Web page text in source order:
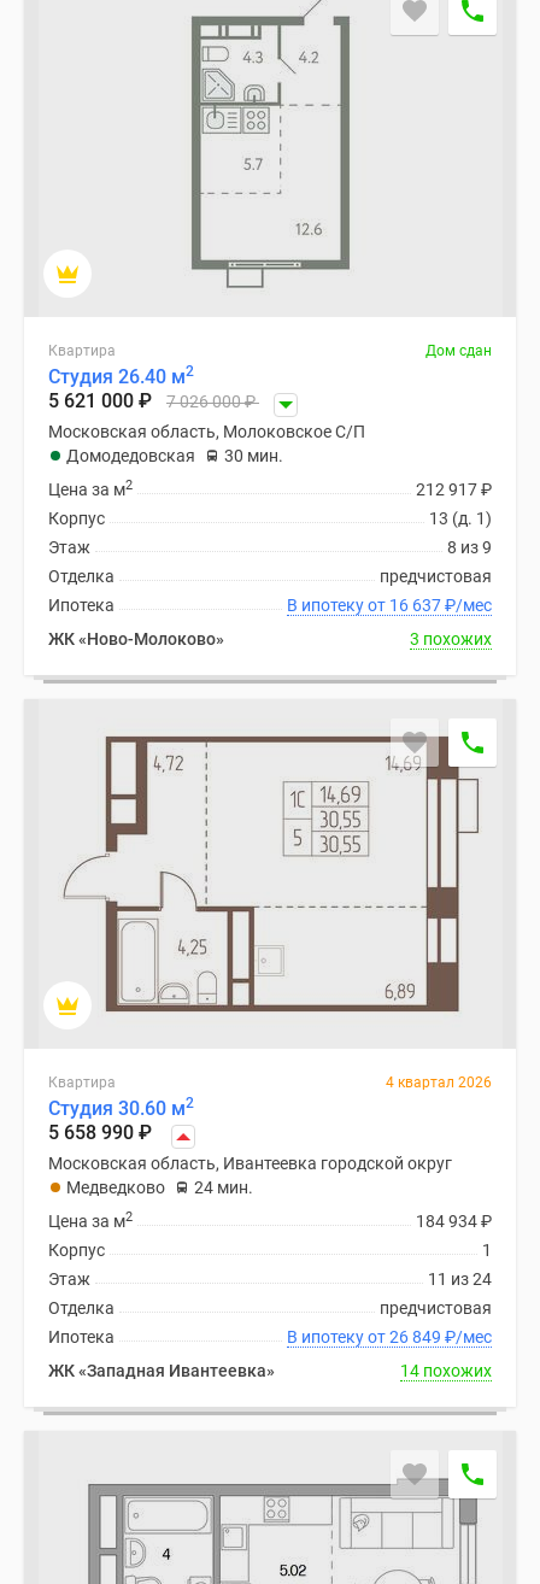
Новостройки
премиум-
класса
Новостройки
бизнес-
класса
Рассрочка
Траншевая
ипотека
коттеджи
Коттеджные
поселки
коттеджные
поселки
поселки
водоема
Коттеджные
поселки
ипотеку
Бизнес-
центры
Коттеджи
Скидки
акции
Квартира Дом сдан
Студия 26.40 м2
5 621 000 ₽ 7 026 000₽
Московская область, Молоковское С/П
Домодедовская
30 мин.
212 917₽
Цена за м2
13 (д. 1)
Корпус
8 из 9
Этаж
предчистовая
Отделка
В ипотеку от 16 637₽/мес
Ипотека
ЖК «Ново-Молоково»
3 похожих
Квартира 4 квартал 2026
Студия 30.60 м2
5 658 990 ₽
Московская область, Ивантеевка городской округ
Медведково
24 мин.
184 934₽
Цена за м2
1
Корпус
11 из 24
Этаж
предчистовая
Отделка
В ипотеку от 26 849 ₽/мес
Ипотека
ЖК «Западная Ивантеевка»
14 похожих